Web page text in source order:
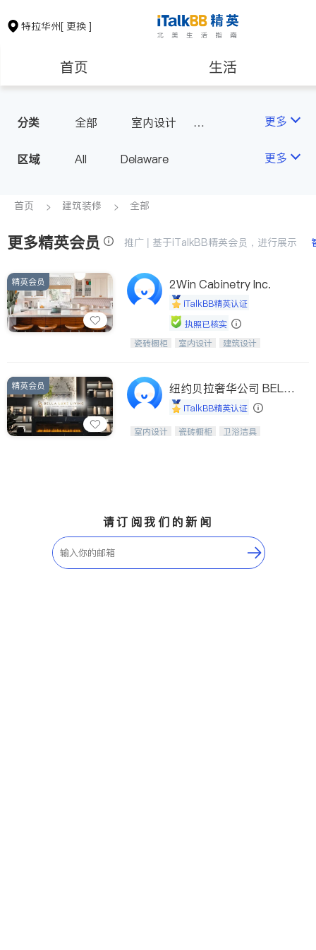
特拉华州[ 更换 ]
首页 生活
房地产租售
教育
非盈利组织
分类 全部
室内设计
更多
区域 All Delaware 更多
首页 建筑装修 全部
更多精英会员 推广 | 基于iTalkBB精英会员，进行展示
精英会员 2Win Cabinetry Inc.
iTalkBB精英认证
执照已核实
中华橱柜石材公司以实惠的价格提供实
水槽、水龙头与抽油烟机。品质厨房，
家的选择。
瓷砖橱柜 室内设计
建筑设计
精英会员
纽约贝拉奢华公司 BELL
A LUXE
iTalkBB精英认证
设计、制造、安装一体化，打造高端定
室内设计 瓷砖橱柜
卫浴洁具
请订阅我们的新闻